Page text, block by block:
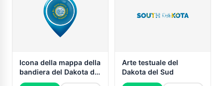
Icona della mappa della
bandiera del Dakota del
Sud
Arte testuale del
Dakota del Sud